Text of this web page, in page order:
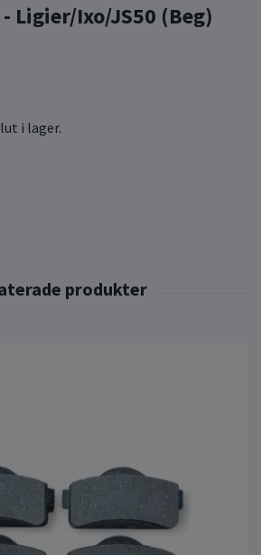
Ligier/Ixo/JS50 (Beg)
i lager.